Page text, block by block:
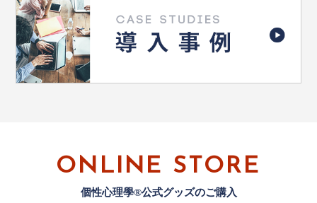
ONLINE STORE
個性心理學®公式グッズのご購入